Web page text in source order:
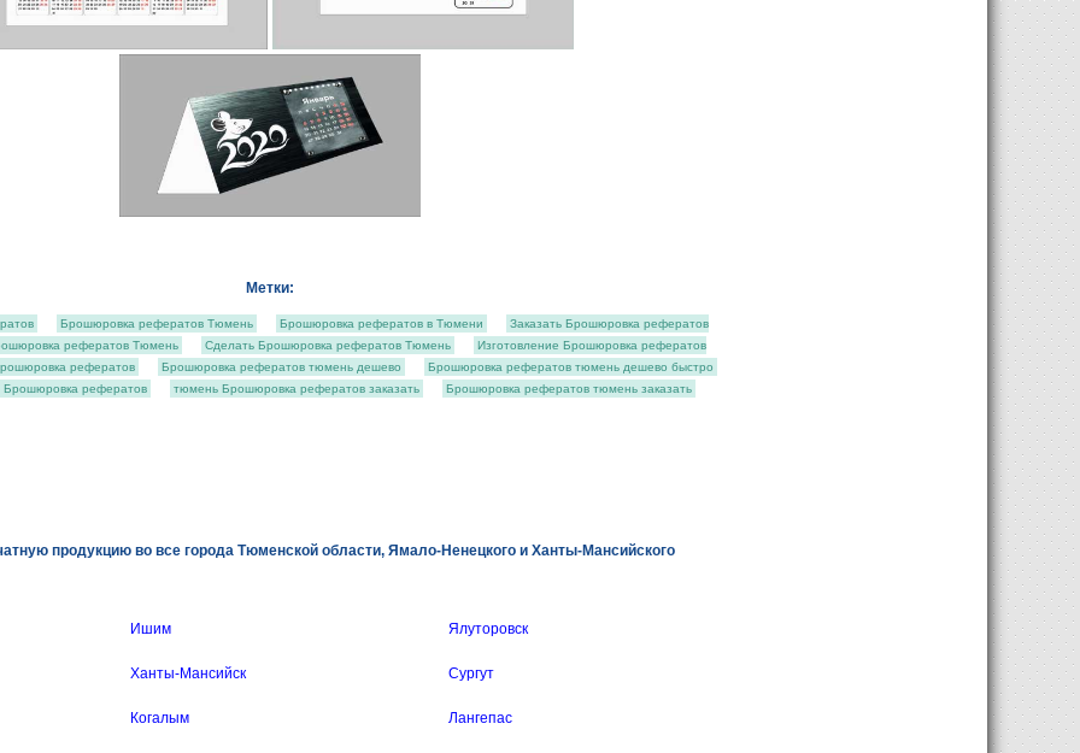
Метки:
Брошюровка рефератов Тюмень Брошюровка рефератов в Тюмени
Заказать Брошюровка рефератов
рефератов Тюмень
Сделать Брошюровка рефератов Тюмень
Изготовление Брошюровка рефератов
рефератов
Брошюровка рефератов тюмень дешево
Брошюровка рефератов тюмень дешево быстро
Брошюровка рефератов
тюмень Брошюровка рефератов заказать Брошюровка рефератов тюмень заказать
продукцию во все города Тюменской области, Ямало-Ненецкого и Ханты-Мансийского
Ишим Ялуторовск
Ханты-Мансийск Сургут
Когалым Лангепас